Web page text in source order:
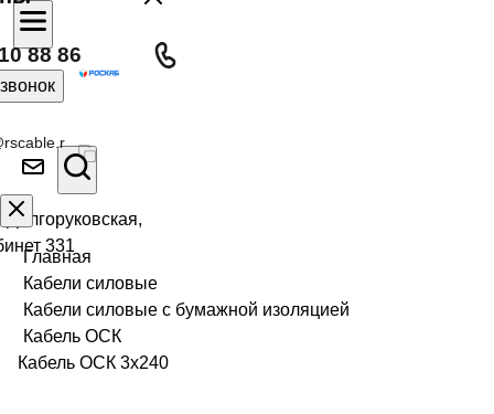
88 86
331
Главная
Кабели силовые
Кабели силовые с бумажной изоляцией
Кабель ОСК
Кабель ОСК 3х240